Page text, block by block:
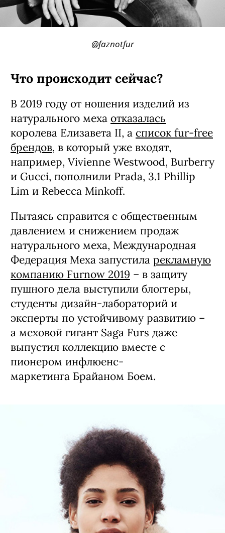
@faznotfur
Что происходит сейчас?
В 2019 году от ношения изделий из
натурального меха отказалась
королева Елизавета II, а список fur-free
брендов, в который уже входят,
например, Vivienne Westwood, Burberry
и Gucci, пополнили Prada, 3.1 Phillip
Lim и Rebecca Minkoff.
Пытаясь справится с общественным
давлением и снижением продаж
натурального меха, Международная
Федерация Меха запустила рекламную
компанию Furnow 2019 – в защиту
пушного дела выступили блоггеры,
студенты дизайн-лабораторий и
эксперты по устойчивому развитию –
а меховой гигант Saga Furs даже
выпустил коллекцию вместе с
пионером инфлюенс-
маркетинга Брайаном Боем.